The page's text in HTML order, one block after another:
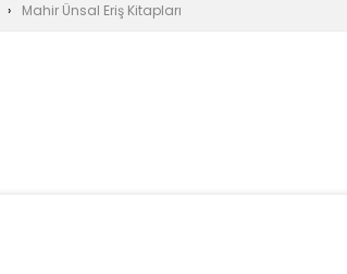
Mahir Ünsal Eriş Kitapları